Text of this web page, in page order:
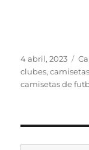
Publicado
el
4 abril, 2023
clubes,
camisetas de